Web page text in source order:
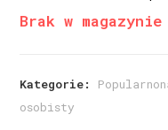
Brak w magazynie
Kategorie:
osobisty